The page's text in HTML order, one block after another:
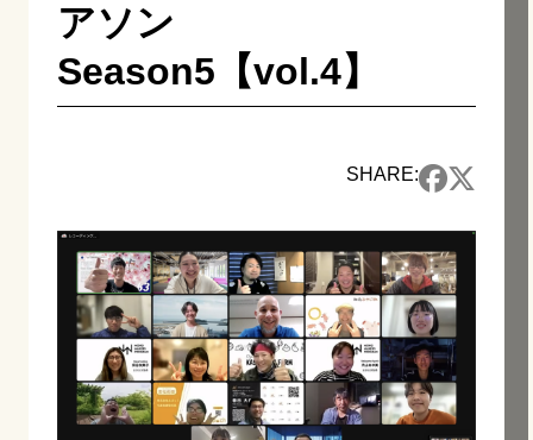
アソン
Season5【vol.4】
SHARE: